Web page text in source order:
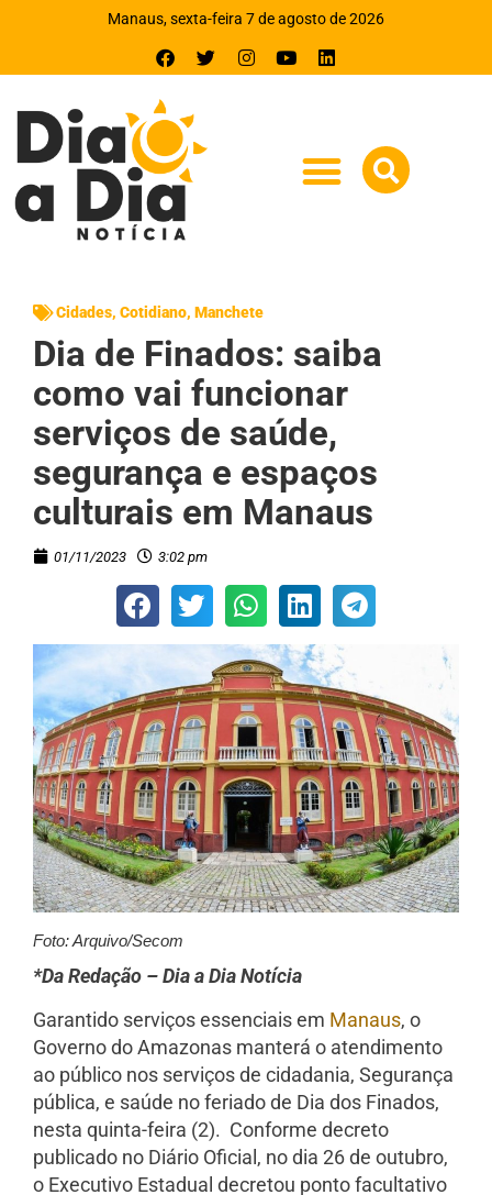
Manaus, sexta-feira 7 de agosto de 2026
Cidades, Cotidiano, Manchete
Dia de Finados: saiba
como vai funcionar
serviços de saúde,
segurança e espaços
culturais em Manaus
01/11/2023 3:02 pm
Foto: Arquivo/Secom
*Da Redação – Dia a Dia Notícia
Garantido serviços essenciais em Manaus, o
Governo do Amazonas manterá o atendimento
ao público nos serviços de cidadania, Segurança
pública, e saúde no feriado de Dia dos Finados,
nesta quinta-feira (2). Conforme decreto
publicado no Diário Oficial, no dia 26 de outubro,
o Executivo Estadual decretou ponto facultativo